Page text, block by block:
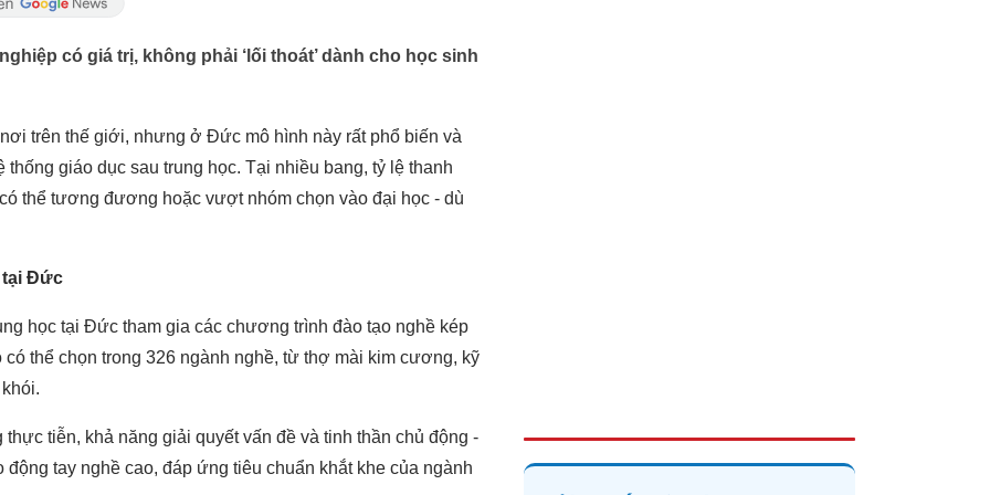
có giá trị, không phải ‘lối thoát’ dành cho học sinh
trên thế giới, nhưng ở Đức mô hình này rất phổ biến và
giáo dục sau trung học. Tại nhiều bang, tỷ lệ thanh
thể tương đương hoặc vượt nhóm chọn vào đại học - dù
tại Đức
học tại Đức tham gia các chương trình đào tạo nghề kép
thể chọn trong 326 ngành nghề, từ thợ mài kim cương, kỹ
tiễn, khả năng giải quyết vấn đề và tinh thần chủ động -
tay nghề cao, đáp ứng tiêu chuẩn khắt khe của ngành